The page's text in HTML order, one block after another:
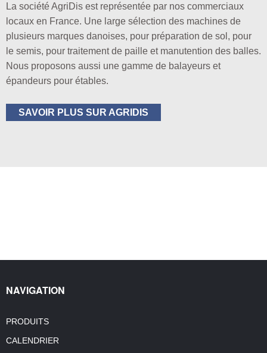
La société AgriDis est représentée par nos commerciaux
locaux en France. Une large sélection des machines de
plusieurs marques danoises, pour préparation de sol, pour
le semis, pour traitement de paille et manutention des balles.
Nous proposons aussi une gamme de balayeurs et
épandeurs pour étables.
SAVOIR PLUS SUR AGRIDIS
NAVIGATION
PRODUITS
CALENDRIER